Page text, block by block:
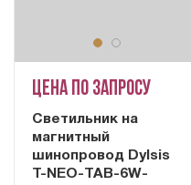
Цена по запросу
Светильник на
магнитный
шинопровод Dylsis
T-NEO-TAB-6W-